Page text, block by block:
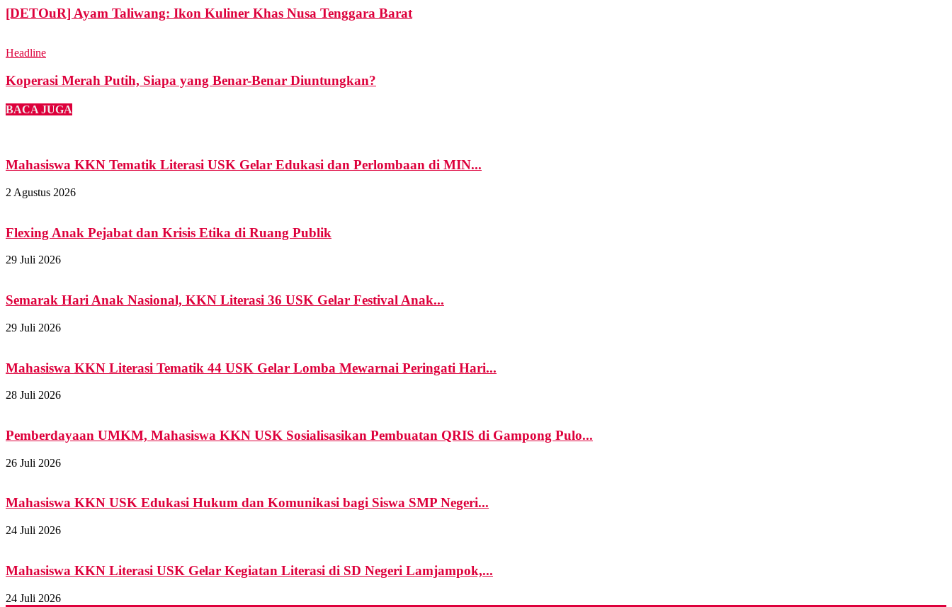
[DETOuR] Ayam Taliwang: Ikon Kuliner Khas Nusa Tenggara Barat
Headline
Koperasi Merah Putih, Siapa yang Benar-Benar Diuntungkan?
BACA JUGA
Mahasiswa KKN Tematik Literasi USK Gelar Edukasi dan Perlombaan di MIN...
2 Agustus 2026
Flexing Anak Pejabat dan Krisis Etika di Ruang Publik
29 Juli 2026
Semarak Hari Anak Nasional, KKN Literasi 36 USK Gelar Festival Anak...
29 Juli 2026
Mahasiswa KKN Literasi Tematik 44 USK Gelar Lomba Mewarnai Peringati Hari...
28 Juli 2026
Pemberdayaan UMKM, Mahasiswa KKN USK Sosialisasikan Pembuatan QRIS di Gampong Pulo...
26 Juli 2026
Mahasiswa KKN USK Edukasi Hukum dan Komunikasi bagi Siswa SMP Negeri...
24 Juli 2026
Mahasiswa KKN Literasi USK Gelar Kegiatan Literasi di SD Negeri Lamjampok,...
24 Juli 2026